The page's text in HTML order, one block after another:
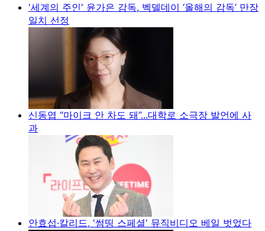
'세계의 주인' 윤가은 감독, 벡델데이 ‘올해의 감독’ 만장
일치 선정
신동엽 “마이크 안 차도 돼”...대학로 소극장 발언에 사
과
안효섭·칼리드, '썸띵 스페셜' 뮤직비디오 베일 벗었다